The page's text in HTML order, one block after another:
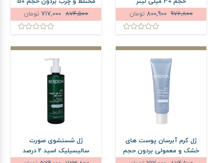
976,800
800,900 تومان
میلی لیتر874,500 تومان
ژل کرم آبرسان پوست های
خشک و معمولی بردون حجم
ژل شستشوی صورت
سالیسیلیک اسید 2 درصد